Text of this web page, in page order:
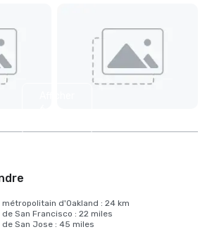
d'Oakland : 24 km
San Francisco : 22 miles
San Jose : 45 miles